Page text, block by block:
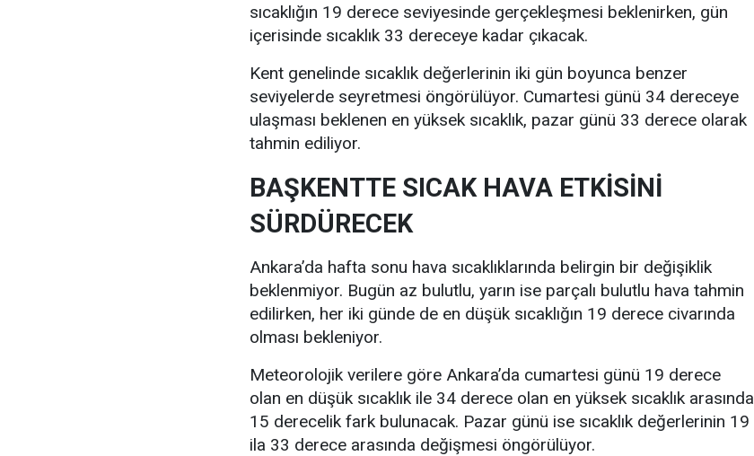
sıcaklığın 19 derece seviyesinde gerçekleşmesi beklenirken, gün
içerisinde sıcaklık 33 dereceye kadar çıkacak.
Kent genelinde sıcaklık değerlerinin iki gün boyunca benzer
seviyelerde seyretmesi öngörülüyor. Cumartesi günü 34 dereceye
ulaşması beklenen en yüksek sıcaklık, pazar günü 33 derece olarak
tahmin ediliyor.
BAŞKENTTE SICAK HAVA ETKİSİNİ
SÜRDÜRECEK
Ankara’da hafta sonu hava sıcaklıklarında belirgin bir değişiklik
beklenmiyor. Bugün az bulutlu, yarın ise parçalı bulutlu hava tahmin
edilirken, her iki günde de en düşük sıcaklığın 19 derece civarında
olması bekleniyor.
Meteorolojik verilere göre Ankara’da cumartesi günü 19 derece
olan en düşük sıcaklık ile 34 derece olan en yüksek sıcaklık arasında
15 derecelik fark bulunacak. Pazar günü ise sıcaklık değerlerinin 19
ila 33 derece arasında değişmesi öngörülüyor.